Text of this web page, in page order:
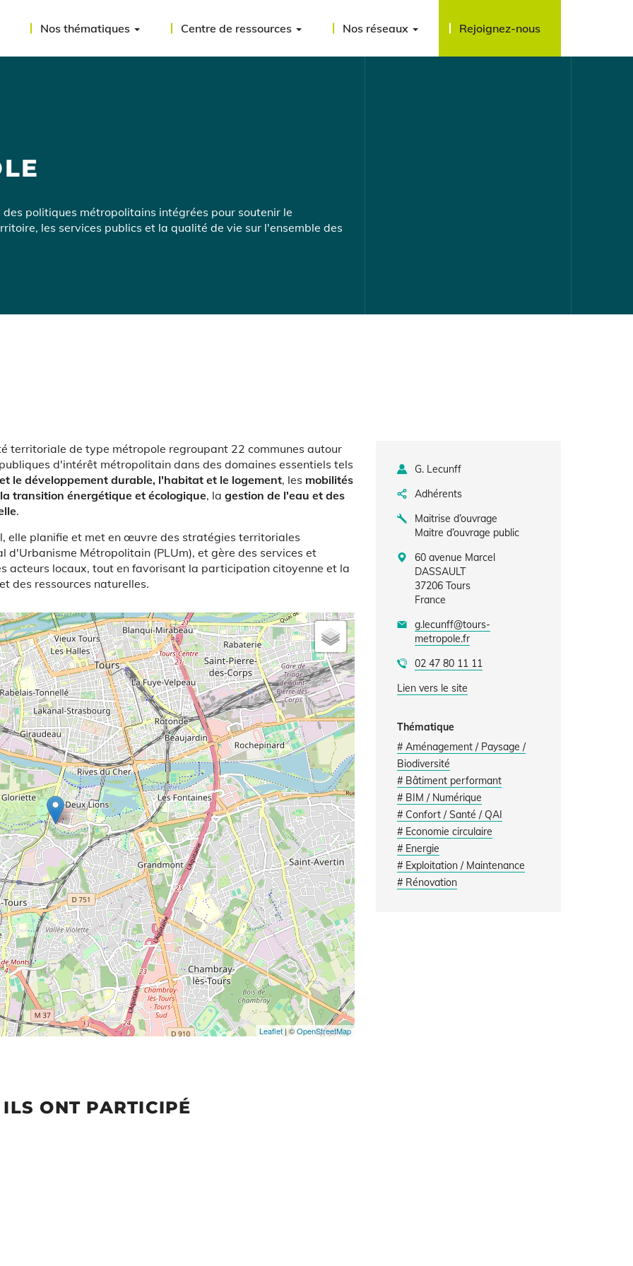
Nos thématiques Centre de ressources Nos réseaux Rejoignez-nous
politiques métropolitains intégrées pour soutenir le
les services publics et la qualité de vie sur l'ensemble des
territoriale de type métropole regroupant 22 communes autour
d'intérêt métropolitain dans des domaines essentiels tels
le développement durable, l'habitat et le logement, les mobilités
transition énergétique et écologique, la gestion de l'eau et des
.
elle planifie et met en œuvre des stratégies territoriales
d'Urbanisme Métropolitain (PLUm), et gère des services et
acteurs locaux, tout en favorisant la participation citoyenne et la
des ressources naturelles.
Leaflet| ©OpenStreetMap
G. Lecunff
Adhérents
Maitrise d’ouvrage
Maitre d’ouvrage public
60 avenue Marcel
DASSAULT
37206 Tours
France
g.lecunff@tours-
metropole.fr
02 47 80 11 11
Lien vers le site
Thématique
# Aménagement / Paysage /
Biodiversité
# Bâtiment performant
# BIM / Numérique
# Confort / Santé / QAI
# Economie circulaire
# Energie
# Exploitation / Maintenance
# Rénovation
ONT PARTICIPÉ